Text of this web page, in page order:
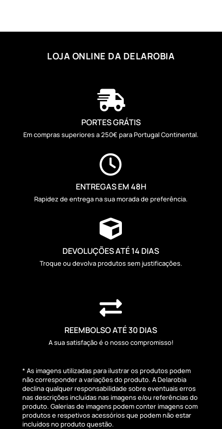
LOJA ONLINE DA DELAROBIA

PORTES GRÁTIS
Em compras superiores a 250€ para Portugal Continental.

ENTREGAS EM 48H
Rapidez de entrega na sua morada de preferência.

DEVOLUÇÕES ATÉ 14 DIAS
Troque ou devolva produtos sem justificações.

REEMBOLSO ATÉ 30 DIAS
A sua satisfação é o nosso compromisso!
* As imagens utilizadas para ilustrar os produtos podem
não corresponder a variações do produto. A Delarobia
declina qualquer responsabilidade sobre eventuais erros
nas descrições incluídas nas imagens e/ou referências do
produto. Galerias de imagens podem conter imagens com
produtos e respetivos acessórios que podem não estar
incluídos no produto questão.